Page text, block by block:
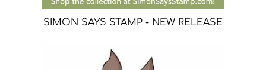
SIMON SAYS STAMP - NEW RELEASE